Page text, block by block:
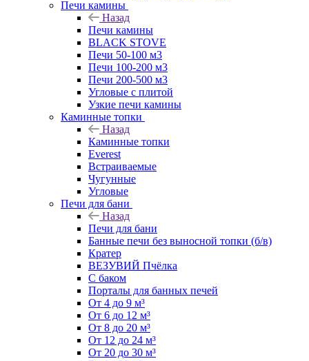
Печи камины
Назад
Печи камины
BLACK STOVE
Печи 50-100 м3
Печи 100-200 м3
Печи 200-500 м3
Угловые с плитой
Узкие печи камины
Каминные топки
Назад
Каминные топки
Everest
Встраиваемые
Чугунные
Угловые
Печи для бани
Назад
Печи для бани
Банные печи без выносной топки (б/в)
Кратер
ВЕЗУВИЙ Пчёлка
С баком
Порталы для банных печей
От 4 до 9 м³
От 6 до 12 м³
От 8 до 20 м³
От 12 до 24 м³
От 20 до 30 м³